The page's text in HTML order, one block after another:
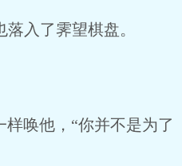
入了霁望棋盘。
唤他，“你并不是为了